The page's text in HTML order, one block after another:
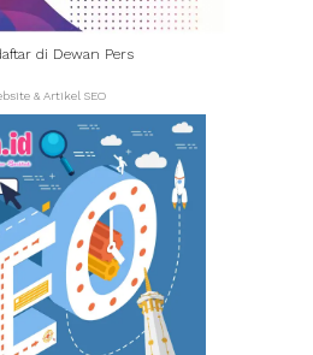
di Dewan Pers
& Artikel SEO